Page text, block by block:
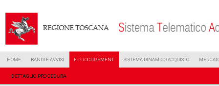
HOME BANDI E AVVISI E-PROCUREMENT SISTEMA DINAMICO ACQUISTO
DETTAGLIO PROCEDURA